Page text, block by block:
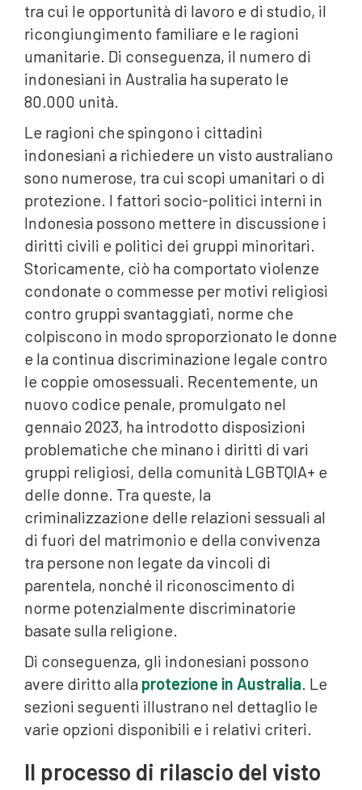
tra cui le opportunità di lavoro e di studio, il
ricongiungimento familiare e le ragioni
umanitarie. Di conseguenza, il numero di
indonesiani in Australia ha superato le
80.000 unità.
Le ragioni che spingono i cittadini
indonesiani a richiedere un visto australiano
sono numerose, tra cui scopi umanitari o di
protezione. I fattori socio-politici interni in
Indonesia possono mettere in discussione i
diritti civili e politici dei gruppi minoritari.
Storicamente, ciò ha comportato violenze
condonate o commesse per motivi religiosi
contro gruppi svantaggiati, norme che
colpiscono in modo sproporzionato le donne
e la continua discriminazione legale contro
le coppie omosessuali. Recentemente, un
nuovo codice penale, promulgato nel
gennaio 2023, ha introdotto disposizioni
problematiche che minano i diritti di vari
gruppi religiosi, della comunità LGBTQIA+ e
delle donne. Tra queste, la
criminalizzazione delle relazioni sessuali al
di fuori del matrimonio e della convivenza
tra persone non legate da vincoli di
parentela, nonché il riconoscimento di
norme potenzialmente discriminatorie
basate sulla religione.
Di conseguenza, gli indonesiani possono
avere diritto alla protezione in Australia. Le
sezioni seguenti illustrano nel dettaglio le
varie opzioni disponibili e i relativi criteri.
Il processo di rilascio del visto